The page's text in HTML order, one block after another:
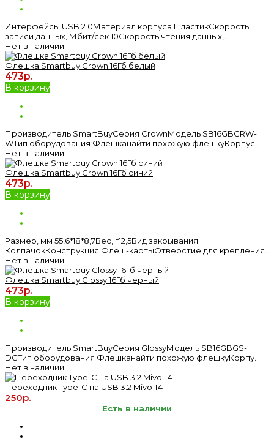
Интерфейсы USB 2.0Материал корпуса ПластикСкорость
записи данных, Мбит/сек 10Скорость чтения данных,..
Нет в наличии
Флешка Smartbuy Crown 16Гб белый
473р.
В корзину
Производитель SmartBuyСерия CrownМодель SB16GBCRW-
WТип оборудования Флешканайти похожую флешкуКорпус..
Нет в наличии
Флешка Smartbuy Crown 16Гб синий
473р.
В корзину
Размер, мм 55,6*18*8,7Вес, г12,5Вид закрывания
КолпачокКонструкция Флеш-картыОтверстие для крепления..
Нет в наличии
Флешка Smartbuy Glossy 16Гб черный
473р.
В корзину
Производитель SmartBuyСерия GlossyМодель SB16GBGS-
DGТип оборудования Флешканайти похожую флешкуКорпу..
Нет в наличии
Переходник Type-C на USB 3.2 Mivo T4
250р.
Есть в наличии